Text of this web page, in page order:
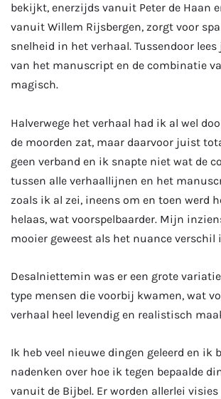
bekijkt, enerzijds vanuit Peter de Haan
vanuit Willem Rijsbergen, zorgt voor
snelheid in het verhaal. Tussendoor
van het manuscript en de combinatie
magisch.
Halverwege het verhaal had ik al wel
de moorden zat, maar daarvoor juist
geen verband en ik snapte niet wat de
tussen alle verhaallijnen en het
zoals ik al zei, ineens om en toen werd
helaas, wat voorspelbaarder. Mijn
mooier geweest als het nuance verschil
Desalniettemin was er een grote
type mensen die voorbij kwamen, wat
verhaal heel levendig en realistisch
Ik heb veel nieuwe dingen geleerd en ik
nadenken over hoe ik tegen bepaalde
vanuit de Bijbel. Er worden allerlei visies